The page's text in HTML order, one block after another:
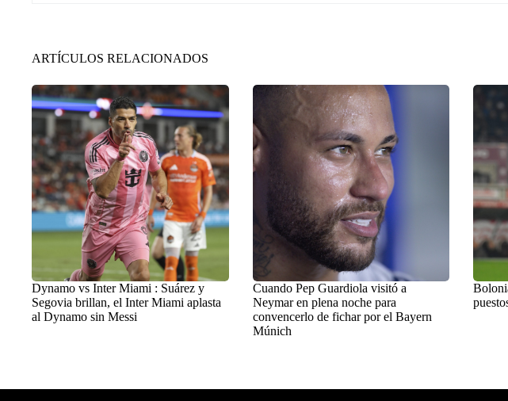
ARTÍCULOS RELACIONADOS
Dynamo vs Inter Miami : Suárez y
Segovia brillan, el Inter Miami aplasta
al Dynamo sin Messi
Cuando Pep Guardiola visitó a
Neymar en plena noche para
convencerlo de fichar por el Bayern
Múnich